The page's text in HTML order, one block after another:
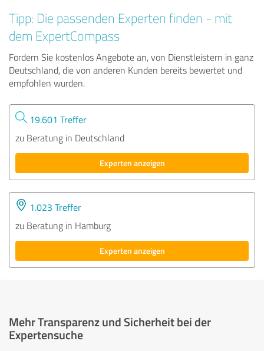
Tipp: Die passenden Experten finden - mit
dem ExpertCompass
Fordern Sie kostenlos Angebote an, von Dienstleistern in ganz
Deutschland, die von anderen Kunden bereits bewertet und
empfohlen wurden.
19.601 Treffer
zu Beratung in Deutschland
Experten anzeigen
1.023 Treffer
zu Beratung in Hamburg
Experten anzeigen
Mehr Transparenz und Sicherheit bei der
Expertensuche